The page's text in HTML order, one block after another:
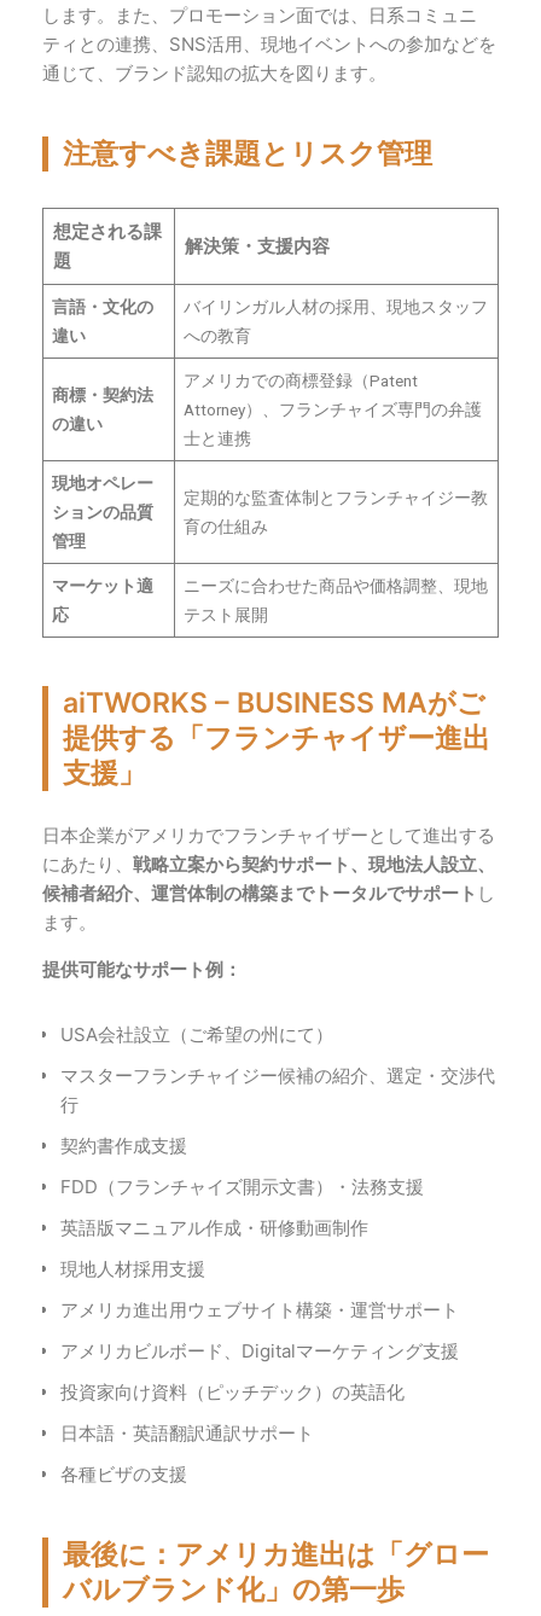
します。また、プロモーション面では、日系コミュニ
ティとの連携、SNS活用、現地イベントへの参加などを
通じて、ブランド認知の拡大を図ります。
注意すべき課題とリスク管理
想定される課
題
解決策・支援内容
言語・文化の
違い
バイリンガル人材の採用、現地スタッフ
への教育
商標・契約法
の違い
アメリカでの商標登録（Patent
Attorney）、フランチャイズ専門の弁護
士と連携
現地オペレー
ションの品質
管理
定期的な監査体制とフランチャイジー教
育の仕組み
マーケット適
応
ニーズに合わせた商品や価格調整、現地
テスト展開
aiTWORKS – BUSINESS MAがご
提供する「フランチャイザー進出
支援」
日本企業がアメリカでフランチャイザーとして進出する
にあたり、 戦略立案から契約サポート、現地法人設立、
候補者紹介、運営体制の構築までトータルでサポート し
ます。
提供可能なサポート例：
USA会社設立（ご希望の州にて）
マスターフランチャイジー候補の紹介、選定・交渉代
行
契約書作成支援
FDD（フランチャイズ開示文書）・法務支援
英語版マニュアル作成・研修動画制作
現地人材採用支援
アメリカ進出用ウェブサイト構築・運営サポート
アメリカビルボード、Digitalマーケティング支援
投資家向け資料（ピッチデック）の英語化
日本語・英語翻訳通訳サポート
各種ビザの支援
最後に：アメリカ進出は「グロー
バルブランド化」の第一歩